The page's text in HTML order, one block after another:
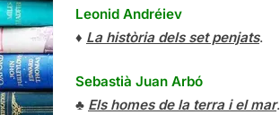
Leonid Andréiev
♦ La història dels set penjats.
Sebastià Juan Arbó
♣ Els homes de la terra i el mar.